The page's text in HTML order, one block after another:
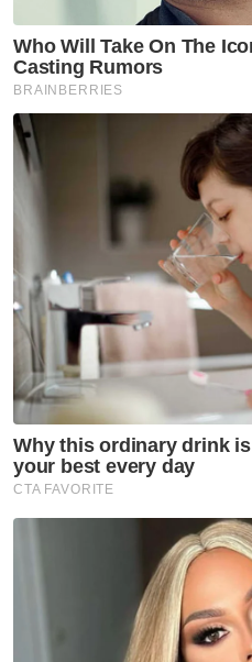
baucar tunai.
Apakah
India
Lain
Masuk | Daftar
Korea Selatan
Artikel
Tiket aksi
habis
Sukan